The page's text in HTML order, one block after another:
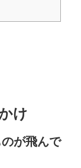
け
が飛んで